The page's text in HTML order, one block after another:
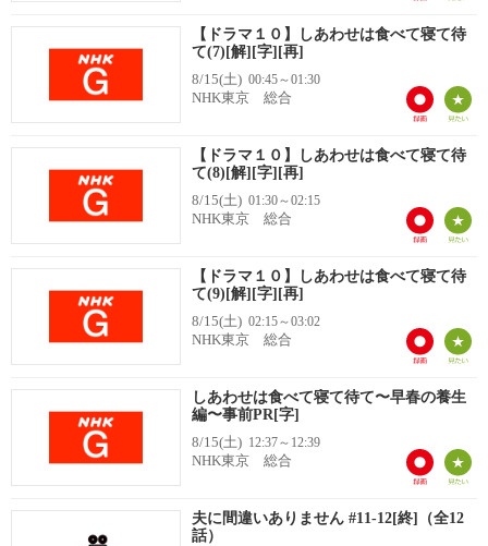
【ドラマ１０】しあわせは食べて寝て待
て(7)[解][字][再]
8/15(土) 00:45～01:30
NHK東京 総合
【ドラマ１０】しあわせは食べて寝て待
て(8)[解][字][再]
8/15(土) 01:30～02:15
NHK東京 総合
【ドラマ１０】しあわせは食べて寝て待
て(9)[解][字][再]
8/15(土) 02:15～03:02
NHK東京 総合
しあわせは食べて寝て待て〜早春の養生
編〜事前PR[字]
8/15(土) 12:37～12:39
NHK東京 総合
夫に間違いありません #11-12[終]（全12
話）